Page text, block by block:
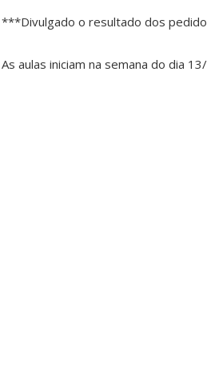
***Divulgado o resultado dos
As aulas iniciam na semana do dia